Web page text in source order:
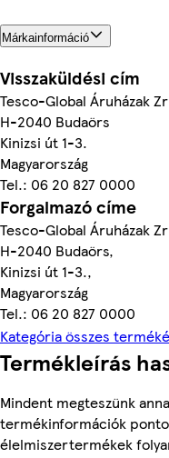
Márkainformáció
Visszaküldési cím
Tesco-Global Áruházak
H-2040 Budaörs
Kinizsi út 1-3.
Magyarország
Tel.: 06 20 827 0000
Forgalmazó címe
Tesco-Global Áruházak
H-2040 Budaörs,
Kinizsi út 1-3.,
Magyarország
Tel.: 06 20 827 0000
Kategória összes
Termékleírás
Mindent megteszünk
termékinformációk
élelmiszertermékek